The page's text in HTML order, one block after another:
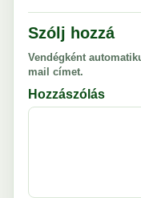
Szólj hozzá
Vendégként
mail címet.
Hozzászólás